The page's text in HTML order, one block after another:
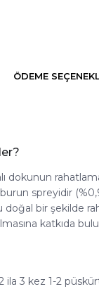
ÖDEME
spreyidir
doğal bir şekilde
katkıda
ila 3 kez 1-2